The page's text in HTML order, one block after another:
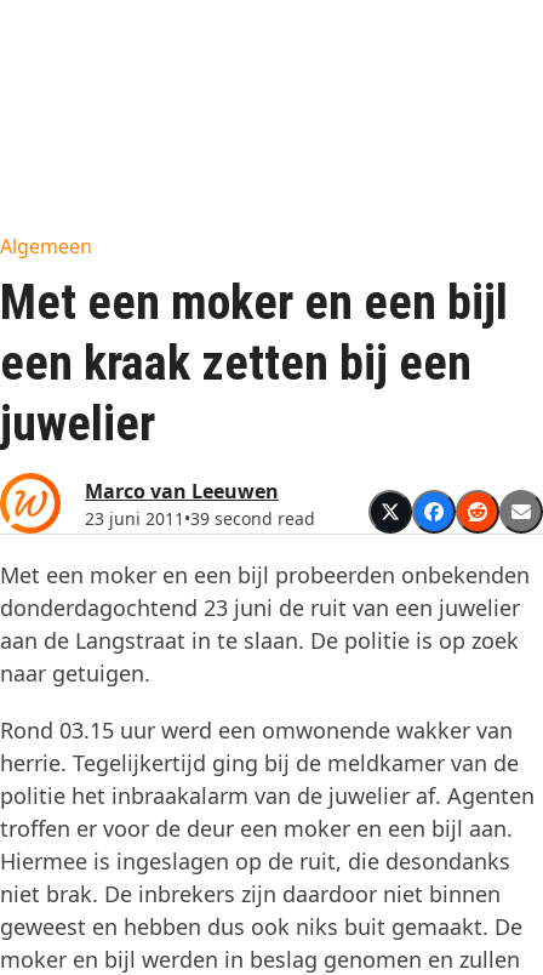
Algemeen
Met een moker en een bijl
een kraak zetten bij een
juwelier
Marco van Leeuwen
23 juni 2011 •39 second read
Met een moker en een bijl probeerden onbekenden
donderdagochtend 23 juni de ruit van een juwelier
aan de Langstraat in te slaan. De politie is op zoek
naar getuigen.
Rond 03.15 uur werd een omwonende wakker van
herrie. Tegelijkertijd ging bij de meldkamer van de
politie het inbraakalarm van de juwelier af. Agenten
troffen er voor de deur een moker en een bijl aan.
Hiermee is ingeslagen op de ruit, die desondanks
niet brak. De inbrekers zijn daardoor niet binnen
geweest en hebben dus ook niks buit gemaakt. De
moker en bijl werden in beslag genomen en zullen